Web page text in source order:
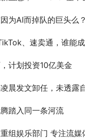
为AI而掉队的巨头么？
、速卖通，谁能
计划投资10亿美金
发文卸任，未透露自己
踏入同一条河流
组娱乐部门 专注流媒